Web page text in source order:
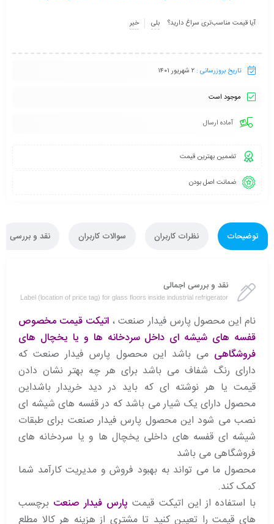
آیا قیمت مناسب‌تری سراغ دارید؟ بلی خیر
تاریخ بروزرسانی : ۲ شهریور ۱۴۰۱
موجود است
آماده ارسال
تضمین بهترین قیمت
ضمانت اصل بودن
توضیحات نظرات کاربران سوالات کاربران نقد و بررسی
نقد و بررسی اجمالی
Label (location of price tag) for glass floors inside industrial refrigerator
نام این محصول پارس فیدار صنعت ، اتیکت قیمت مخصوص
قفسه های شیشه ای داخل سردخانه ها و یا یخچال های
فروشگاهی می باشد این محصول پارس فیدار صنعت که
دارای رنگ شفاف می باشد برای هر چه بهتر نشان دادن
قیمت یا هر نوشته ای که باید در دید خریدار باشداین
محصول دارای یک شیار می باشد که در قفسه های شیشه ای
نصب می شود این محصول پارس فیدار صنعت برای طبقات
شیشه ای قفسه های داخلی یخچال ها و یا سردخانه های
فروشگاهی می باشد
محصول ما می تواند به بهبود فروش و مدیریت کارآمد شما
کمک کند.
با استفاده از این اتیکت قیمتپارس فیدار صنعت برچسب
های قیمت را تعیین کنید تا مشتری از هزینه هر کالا مطلع